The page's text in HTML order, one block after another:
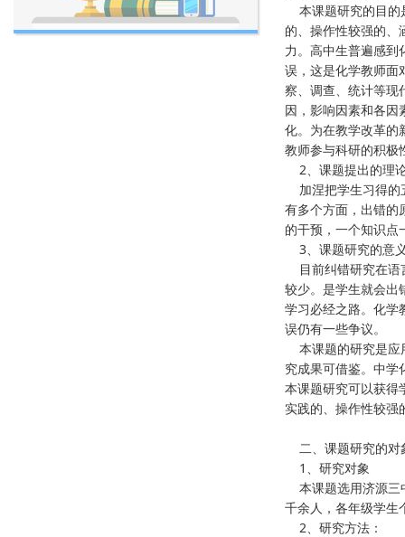
本课题研究的目的
的、操作性较强的、
力。高中生普遍感到
误，这是化学教师面
察、调查、统计等现
因，影响因素和各因
化。为在教学改革的
教师参与科研的积极
2、课题提出的理
加涅把学生习得的
有多个方面，出错的
的干预，一个知识点
3、课题研究的意
目前纠错研究在语
较少。是学生就会出
学习必经之路。化学
误仍有一些争议。
本课题的研究是应
究成果可借鉴。中学
本课题研究可以获得
实践的、操作性较强
二、课题研究的对
1、研究对象
本课题选用济源三
千余人，各年级学生
2、研究方法：